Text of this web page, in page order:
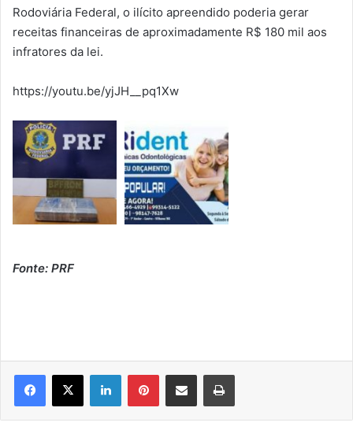
Rodoviária Federal, o ilícito apreendido poderia gerar
receitas financeiras de aproximadamente R$ 180 mil aos
infratores da lei.
https://youtu.be/yjJH__pq1Xw
Fonte: PRF